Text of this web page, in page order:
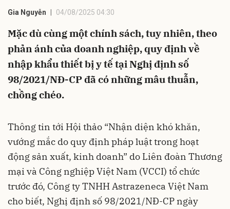
Gia Nguyễn 04/08/2025 04:30
Mặc dù cùng một chính sách, tuy nhiên, theo
phản ánh của doanh nghiệp, quy định về
nhập khẩu thiết bị y tế tại Nghị định số
98/2021/NĐ-CP đã có những mâu thuẫn,
chồng chéo.
Thông tin tới Hội thảo “Nhận diện khó khăn,
vướng mắc do quy định pháp luật trong hoạt
động sản xuất, kinh doanh” do Liên đoàn Thương
mại và Công nghiệp Việt Nam (VCCI) tổ chức
trước đó, Công ty TNHH Astrazeneca Việt Nam
cho biết, Nghị định số 98/2021/NĐ-CP ngày
Hủy